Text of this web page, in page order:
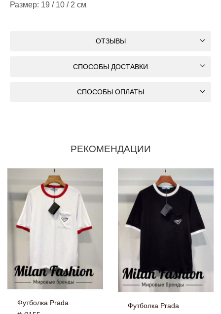
Размер: 19 / 10 / 2 см
ОТЗЫВЫ
СПОСОБЫ ДОСТАВКИ
СПОСОБЫ ОПЛАТЫ
РЕКОМЕНДАЦИИ
Футболка Prada
Футболка Prada